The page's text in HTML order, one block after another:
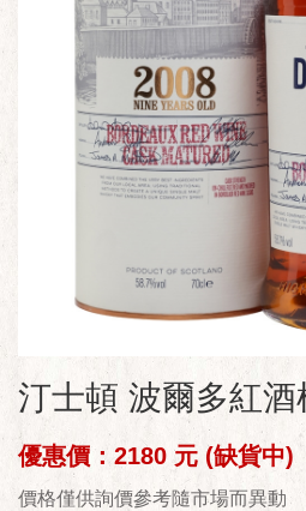
汀士頓 波爾多紅
優惠價：2180 元 (缺貨中)
價格僅供詢價參考隨市場而異動